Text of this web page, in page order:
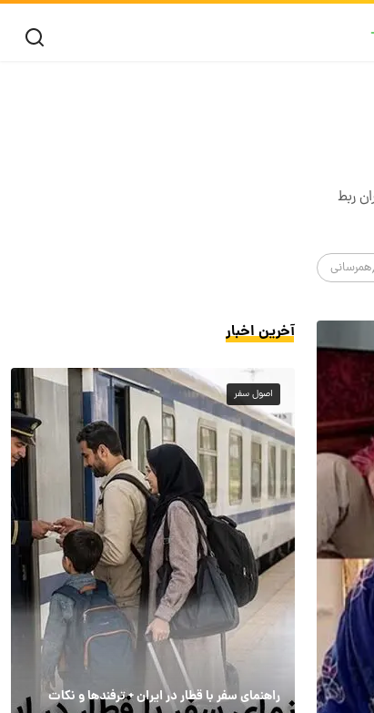
ربط
همرسانی
آخرین اخبار
اصول سفر
راهنمای سفر با قطار در ایران + ترفندها و نکات